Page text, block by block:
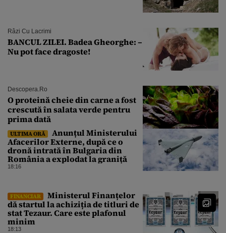
Râzi Cu Lacrimi
BANCUL ZILEI. Badea Gheorghe: –
Nu pot face dragoste!
Descopera.ro
O proteină cheie din carne a fost
crescută în salata verde pentru
prima dată
ULTIMA ORĂ
Anunțul Ministerului
Afacerilor Externe, după ce o
dronă intrată în Bulgaria din
România a explodat la graniță
18:16
FINANCIAR
Ministerul Finanțelor
dă startul la achiziția de titluri de
stat Tezaur. Care este plafonul
minim
18:13